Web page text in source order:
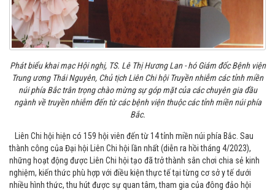
Phát biểu khai mạc Hội nghị, TS. Lê Thị Hương Lan - hó Giám đốc Bệnh viện
Trung ương Thái Nguyên, Chủ tịch Liên Chi hội Truyền nhiễm các tỉnh miền
núi phía Bắc trân trọng chào mừng sự góp mặt của các chuyên gia đầu
ngành về truyền nhiễm đến từ các bệnh viện thuộc các tỉnh miền núi phía
Bắc.
Liên Chi hội hiện có 159 hội viên đến từ 14 tỉnh miền núi phía Bắc. Sau
thành công của Đại hội Liên Chi hội lần nhất (diễn ra hồi tháng 4/2023),
những hoạt động được Liên Chi hội tạo đã trở thành sân chơi chia sẻ kinh
nghiệm, kiến thức phù hợp với điều kiện thực tế tại từng cơ sở y tế dưới
nhiều hình thức, thu hút được sự quan tâm, tham gia của đông đảo hội